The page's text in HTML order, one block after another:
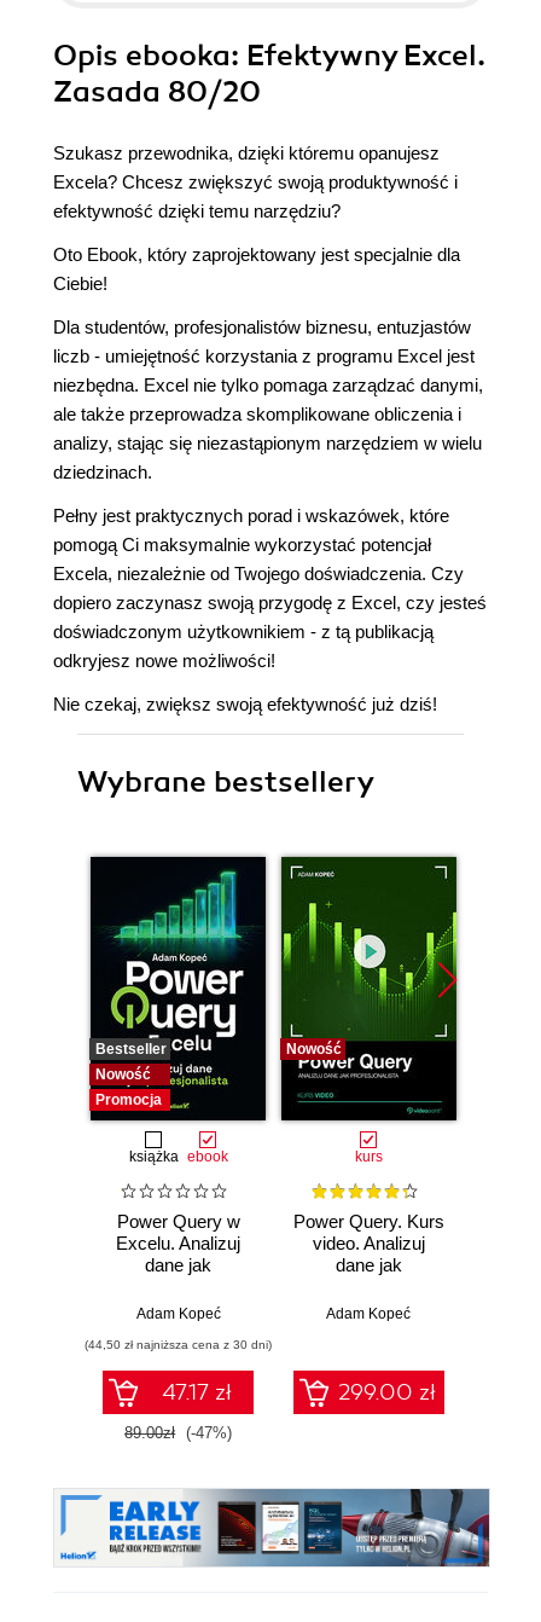
Opis ebooka: Efektywny Excel.
Zasada 80/20
Szukasz przewodnika, dzięki któremu opanujesz
Excela? Chcesz zwiększyć swoją produktywność i
efektywność dzięki temu narzędziu?
Oto Ebook, który zaprojektowany jest specjalnie dla
Ciebie!
Dla studentów, profesjonalistów biznesu, entuzjastów
liczb - umiejętność korzystania z programu Excel jest
niezbędna. Excel nie tylko pomaga zarządzać danymi,
ale także przeprowadza skomplikowane obliczenia i
analizy, stając się niezastąpionym narzędziem w wielu
dziedzinach.
Pełny jest praktycznych porad i wskazówek, które
pomogą Ci maksymalnie wykorzystać potencjał
Excela, niezależnie od Twojego doświadczenia. Czy
dopiero zaczynasz swoją przygodę z Excel, czy jesteś
doświadczonym użytkownikiem - z tą publikacją
odkryjesz nowe możliwości!
Nie czekaj, zwiększ swoją efektywność już dziś!
Wybrane bestsellery
Bestseller
Nowość
Promocja
książka ebook
Power Query w
Excelu. Analizuj
dane jak
Adam Kopeć
(44,50 zł najniższa cena z 30 dni)
47.17 zł
89.00zł (-47%)
Nowość
kurs
Power Query. Kurs
video. Analizuj
dane jak
Adam Kopeć
299.00 zł